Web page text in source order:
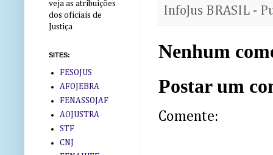
InfoJus BRASIL -
Nenhum
Postar um
Comente:
veja as atribuições
dos oficiais de
Justiça
SITES:
FESOJUS
AFOJEBRA
FENASSOJAF
AOJUSTRA
STF
CNJ